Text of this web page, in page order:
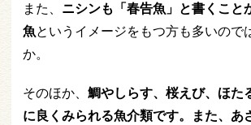
また、 ニシンも「春告魚」と書くこと
魚というイメージをもつ方も多いので
か。
そのほか、 鯛やしらす、桜えび、ほた
に良くみられる魚介類です。また、あ